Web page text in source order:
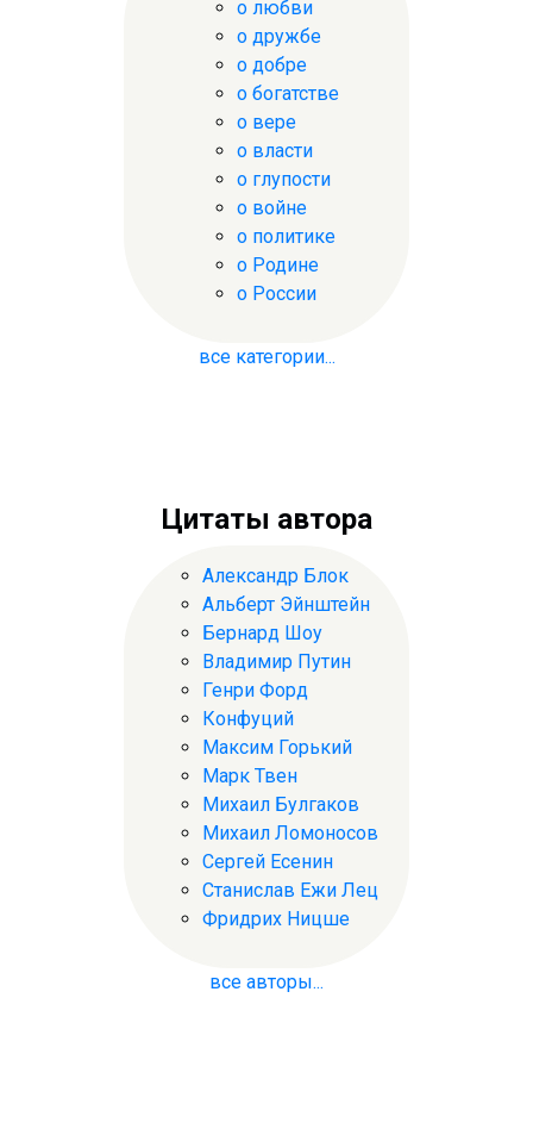
о любви
о дружбе
о добре
о богатстве
о вере
о власти
о глупости
о войне
о политике
о Родине
о России
все категории...
Цитаты автора
Александр Блок
Альберт Эйнштейн
Бернард Шоу
Владимир Путин
Генри Форд
Конфуций
Максим Горький
Марк Твен
Михаил Булгаков
Михаил Ломоносов
Сергей Есенин
Станислав Ежи Лец
Фридрих Ницше
все авторы...